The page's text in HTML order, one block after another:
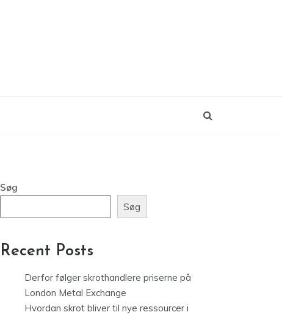
Søg
Søg
Recent Posts
Derfor følger skrothandlere priserne på
London Metal Exchange
Hvordan skrot bliver til nye ressourcer i